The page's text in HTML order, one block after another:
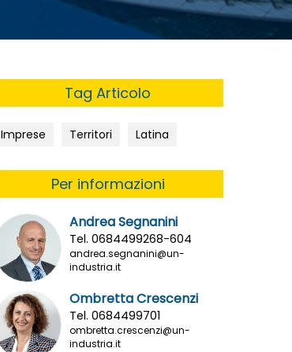
Tag Articolo
Imprese Territori Latina
Per informazioni
Andrea Segnanini
Tel. 0684499268-604
andrea.segnanini@un-
industria.it
Ombretta Crescenzi
Tel. 0684499701
ombretta.crescenzi@un-
industria.it